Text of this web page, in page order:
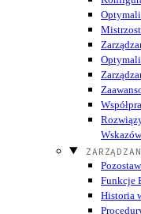
Funkcje
Historia